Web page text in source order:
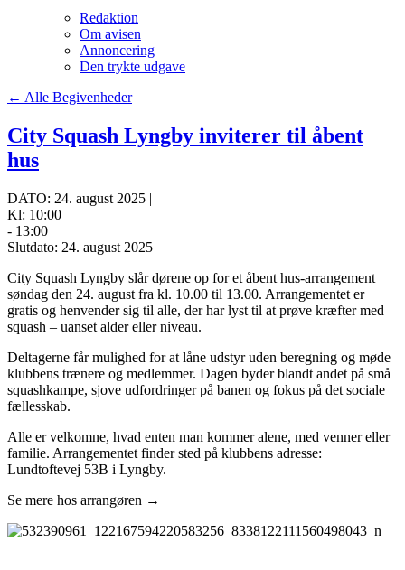
Redaktion
Om avisen
Annoncering
Den trykte udgave
← Alle Begivenheder
City Squash Lyngby inviterer til åbent
hus
DATO: 24. august 2025 |
Kl: 10:00
- 13:00
Slutdato: 24. august 2025
City Squash Lyngby slår dørene op for et åbent hus-arrangement
søndag den 24. august fra kl. 10.00 til 13.00. Arrangementet er
gratis og henvender sig til alle, der har lyst til at prøve kræfter med
squash – uanset alder eller niveau.
Deltagerne får mulighed for at låne udstyr uden beregning og møde
klubbens trænere og medlemmer. Dagen byder blandt andet på små
squashkampe, sjove udfordringer på banen og fokus på det sociale
fællesskab.
Alle er velkomne, hvad enten man kommer alene, med venner eller
familie. Arrangementet finder sted på klubbens adresse:
Lundtoftevej 53B i Lyngby.
Se mere hos arrangøren →